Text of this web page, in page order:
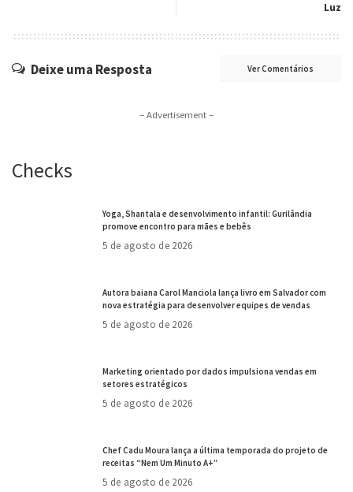
Luz
Deixe uma Resposta Ver Comentários
– Advertisement –
Checks
Yoga, Shantala e desenvolvimento infantil: Gurilândia
promove encontro para mães e bebês
5 de agosto de 2026
Autora baiana Carol Manciola lança livro em Salvador com
nova estratégia para desenvolver equipes de vendas
5 de agosto de 2026
Marketing orientado por dados impulsiona vendas em
setores estratégicos
5 de agosto de 2026
Chef Cadu Moura lança a última temporada do projeto de
receitas “Nem Um Minuto A+”
5 de agosto de 2026